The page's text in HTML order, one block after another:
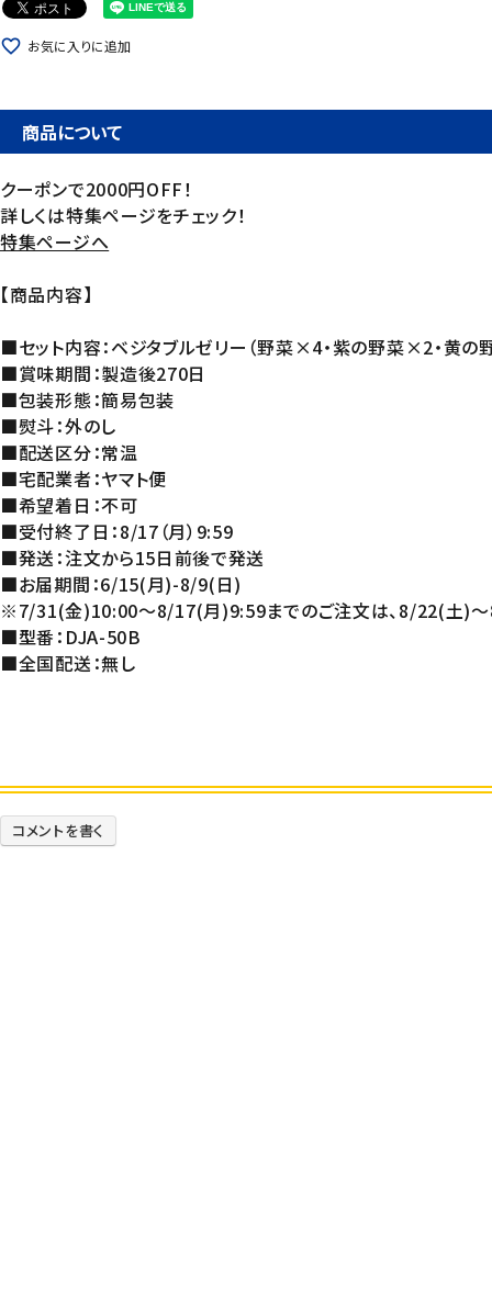
favorite_border お気に入りに追加
商品について
クーポンで2000円OFF！
詳しくは特集ページをチェック！
特集ページへ
【商品内容】
■セット内容：ベジタブルゼリー（野菜×4・紫の野菜×2・黄
■賞味期間：製造後270日
■包装形態：簡易包装
■熨斗：外のし
■配送区分：常温
■宅配業者：ヤマト便
■希望着日：不可
■受付終了日：8/17（月）9:59
■発送：注文から15日前後で発送
■お届期間：6/15(月)-8/9(日)
※7/31(金)10:00～8/17(月)9:59までのご注文は、8/22(土)
■型番：DJA-50B
■全国配送：無し
コメントを書く